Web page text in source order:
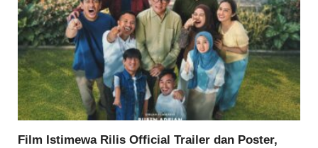
Film Istimewa Rilis Official Trailer dan Poster,